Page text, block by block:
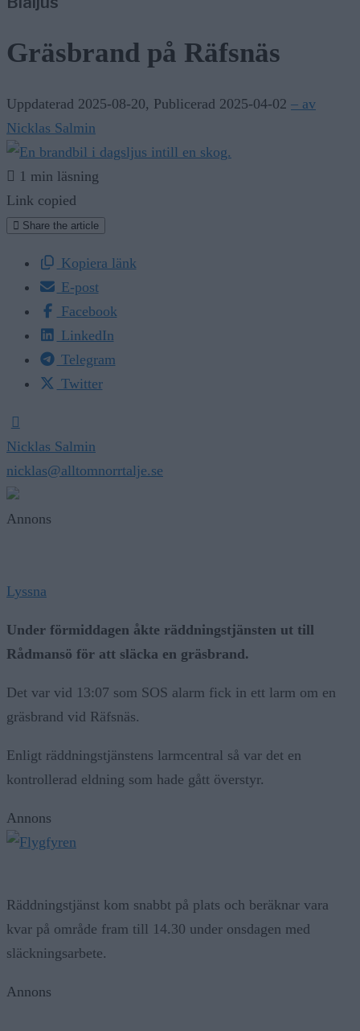
Gräsbrand på Räfsnäs
Uppdaterad 2025-08-20, Publicerad 2025-04-02 – av
Nicklas Salmin
1 min läsning
Link copied
Share the article
Kopiera länk
E-post
Facebook
LinkedIn
Telegram
Twitter
Nicklas Salmin
nicklas@alltomnorrtalje.se
Annons
Lyssna
Under förmiddagen åkte räddningstjänsten ut till
Rådmansö för att släcka en gräsbrand.
Det var vid 13:07 som SOS alarm fick in ett larm om en
gräsbrand vid Räfsnäs.
Enligt räddningstjänstens larmcentral så var det en
kontrollerad eldning som hade gått överstyr.
Annons
Räddningstjänst kom snabbt på plats och beräknar vara
kvar på område fram till 14.30 under onsdagen med
släckningsarbete.
Annons